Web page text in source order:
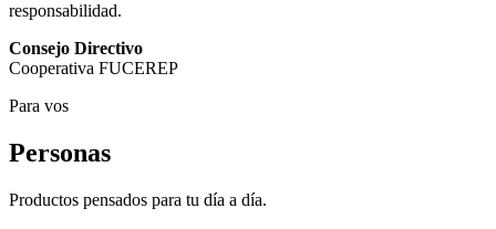
responsabilidad.
Consejo Directivo
Cooperativa FUCEREP
Para vos
Personas
Productos pensados para tu día a día.